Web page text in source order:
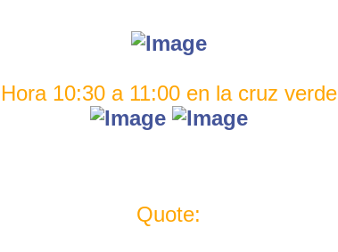
Hora 10:30 a 11:00 en la cruz verde
Quote: